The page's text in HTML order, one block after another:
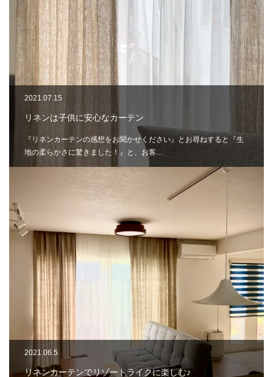
2021.07.15
リネンは子供に安心なカーテン
『リネンカーテンの感想をお聞かせください』とお尋ねすると『生
地の柔らかさに驚きました！』と、お客…
2021.06.5
リネンカーテンでリゾートライクに楽しむ♪